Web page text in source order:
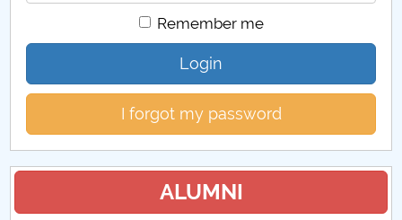
Remember me
Login
I forgot my password
ALUMNI